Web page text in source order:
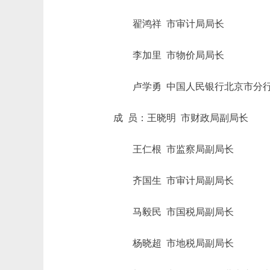
翟鸿祥 市审计局局长
李加里 市物价局局长
卢学勇 中国人民银行北京市分
成 员：王晓明 市财政局副局长
王仁根 市监察局副局长
齐国生 市审计局副局长
马毅民 市国税局副局长
杨晓超 市地税局副局长